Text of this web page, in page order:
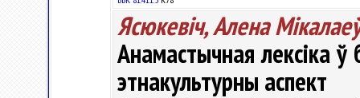
Ясюкевіч, Алена
Анамастычная лексіка ў
этнакультурны аспект